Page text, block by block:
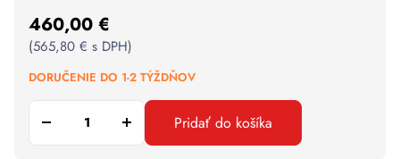
460,00 €
(565,80 € s DPH)
DORUČENIE DO 1-2 TÝŽDŇOV
Pridať do košíka